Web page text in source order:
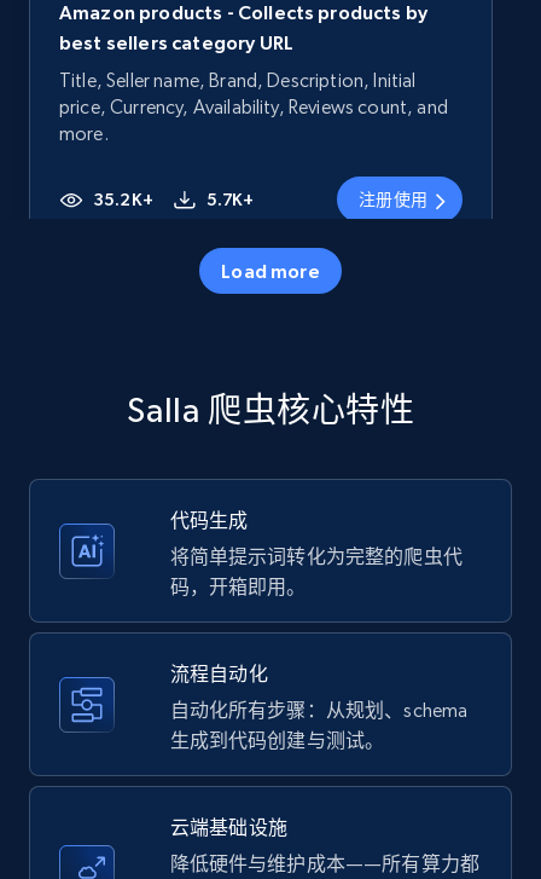
Amazon products - Collects products by
best sellers category URL
Title, Seller name, Brand, Description, Initial
price, Currency, Availability, Reviews count, and
more.
35.2K+ 5.7K+ 注册使用
price, Currency, Availability, Reviews count, and
Amazon products - Collects products by
Title, Seller name, Brand, Description, Initial
price, Currency, Availability, Reviews count, and
Load more
Salla 爬虫核心特性
代码生成
将简单提示词转化为完整的爬虫代
码，开箱即用。
流程自动化
自动化所有步骤：从规划、schema
生成到代码创建与测试。
云端基础设施
降低硬件与维护成本——所有算力都